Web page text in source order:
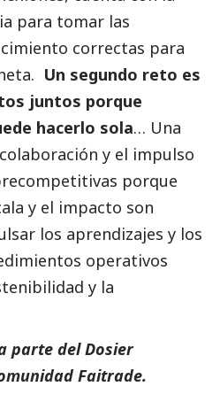
para tomar las
correctas para
Un segundo reto es
juntos porque
hacerlo sola… Una
y el impulso
porque
y el impacto son
los aprendizajes y los
operativos
y la
parte delDosier
Faitrade.